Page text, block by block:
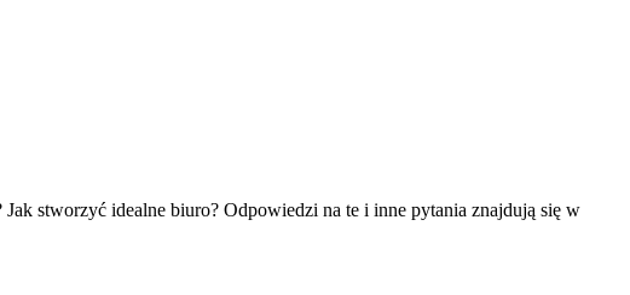
stworzyć idealne biuro? Odpowiedzi na te i inne pytania znajdują się w